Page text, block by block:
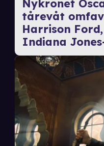
Nykronet
tårevåt
Harrison
Indiana